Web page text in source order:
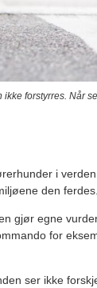
forstyrres. Når
i
den ferdes.
gjør egne
for
ser ikke